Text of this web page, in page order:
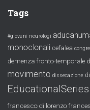
Tags
#giovani neurologi
monoclonali cefalea
demenza fronto-temporale
movimento dissecazione
EducationalSeries
francesco di lorenzo